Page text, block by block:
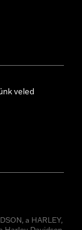
veled
a HARLEY,